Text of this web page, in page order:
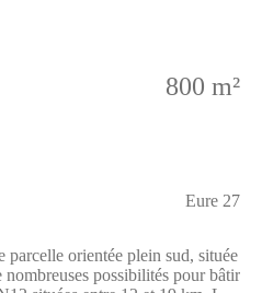
800 m²
Eure 27
orientée plein sud, située
possibilités pour bâtir